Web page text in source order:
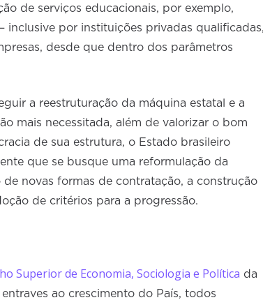
de serviços educacionais, por exemplo,
por instituições privadas
desde que dentro dos parâmetros
a reestruturação da máquina estatal e a
mais necessitada, além de valorizar o bom
de sua estrutura, o Estado brasileiro
que se busque uma reformulação da
novas formas de contratação, a construção
de critérios para a progressão.
Superior de Economia, Sociologia e Política da
ao crescimento do País, todos